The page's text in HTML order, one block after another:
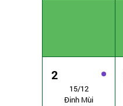
2
15/12
Đinh Mùi